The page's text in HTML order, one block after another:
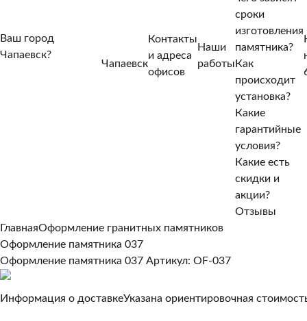
Ваш город
Чапаевск?
Чапаевск
Контакты
и адреса
офисов
Наши
работы
сроки
изготовления
памятника?
Как
происходит
установка?
Какие
гарантийные
условия?
Какие есть
скидки и
акции?
Отзывы
ГлавнаяОформление гранитных памятников
Оформление памятника 037
Оформление памятника 037 Артикул: OF-037
Информация о доставкеУказана ориентировочная